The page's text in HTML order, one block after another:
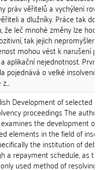
práv věřitelů a vychýlení
a dlužníky. Práce tak
že leč mnohé změny lze
tak jejich
mohou vést k narušení
aplikační nejednotnost. První
pojednává o velké insolvenční
Development of selected
proceedings The
the development of
elements in the field of
the institution of debt
a repayment schedule, as
used method of resolving